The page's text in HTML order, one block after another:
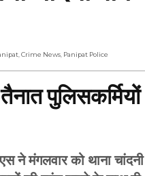
Crime News Panipat Police
पुलिसकर्मियों
मंगलवार को थाना चांदनी